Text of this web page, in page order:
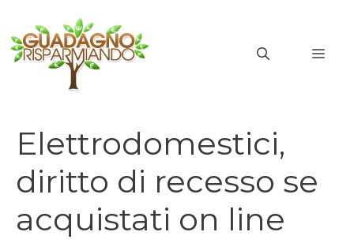
contenuto
Elettrodomestici,
diritto di recesso se
acquistati on line